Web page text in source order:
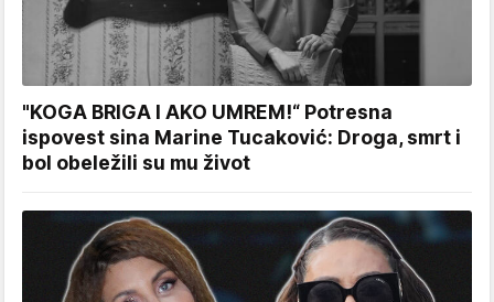
"KOGA BRIGA I AKO UMREM!“ Potresna
ispovest sina Marine Tucaković: Droga, smrt i
bol obeležili su mu život